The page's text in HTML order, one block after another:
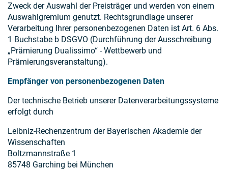
Zweck der Auswahl der Preisträger und werden von einem
Auswahlgremium genutzt. Rechtsgrundlage unserer
Verarbeitung Ihrer personenbezogenen Daten ist Art. 6 Abs.
1 Buchstabe b DSGVO (Durchführung der Ausschreibung
„Prämierung Dualissimo“ - Wettbewerb und
Prämierungsveranstaltung).
Empfänger von personenbezogenen Daten
Der technische Betrieb unserer Datenverarbeitungssysteme
erfolgt durch
Leibniz-Rechenzentrum der Bayerischen Akademie der
Wissenschaften
Boltzmannstraße 1
85748 Garching bei München